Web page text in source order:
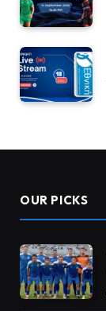
OUR PICKS